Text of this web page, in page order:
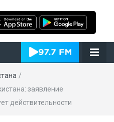
ИмрӯзNews
/
заявление
действительности